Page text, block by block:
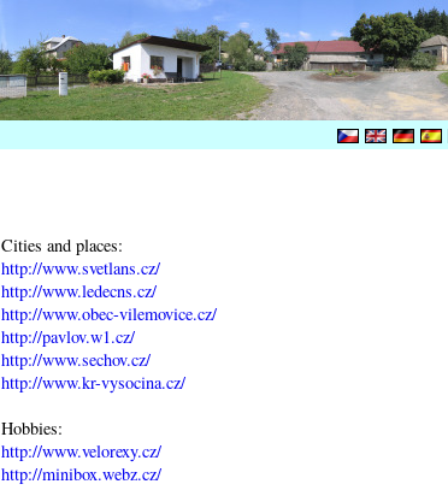
Cities and places:
http://www.svetlans.cz/
http://www.ledecns.cz/
http://www.obec-vilemovice.cz/
http://pavlov.w1.cz/
http://www.sechov.cz/
http://www.kr-vysocina.cz/
Hobbies:
http://www.velorexy.cz/
http://minibox.webz.cz/